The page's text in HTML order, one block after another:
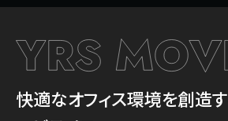
快適なオフィス環境を創造